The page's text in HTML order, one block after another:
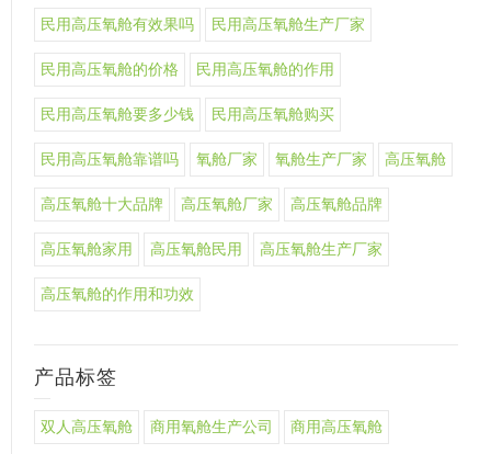
民用高压氧舱有效果吗 民用高压氧舱生产厂家
民用高压氧舱的价格 民用高压氧舱的作用
民用高压氧舱要多少钱 民用高压氧舱购买
民用高压氧舱靠谱吗 氧舱厂家 氧舱生产厂家 高压氧舱
高压氧舱十大品牌 高压氧舱厂家 高压氧舱品牌
高压氧舱家用 高压氧舱民用 高压氧舱生产厂家
高压氧舱的作用和功效
产品标签
双人高压氧舱 商用氧舱生产公司 商用高压氧舱